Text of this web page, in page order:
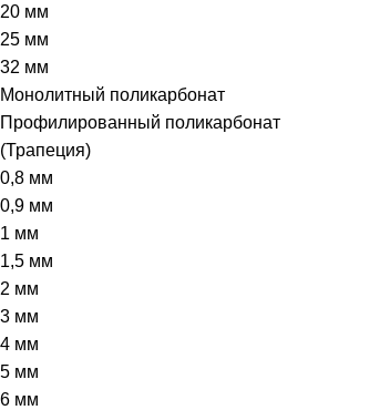
20 мм
25 мм
32 мм
Монолитный поликарбонат
Профилированный поликарбонат
(Трапеция)
0,8 мм
0,9 мм
1 мм
1,5 мм
2 мм
3 мм
4 мм
5 мм
6 мм